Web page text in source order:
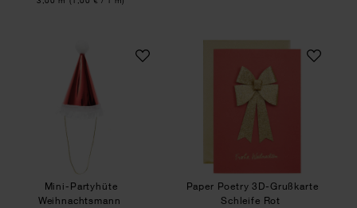
Mini-Partyhüte Weihnachtsmann
Mini-Partyhüte
Weihnachtsmann
Paper Poetry 3D-
Paper Poetry 3D-Grußkarte
Schleife Rot